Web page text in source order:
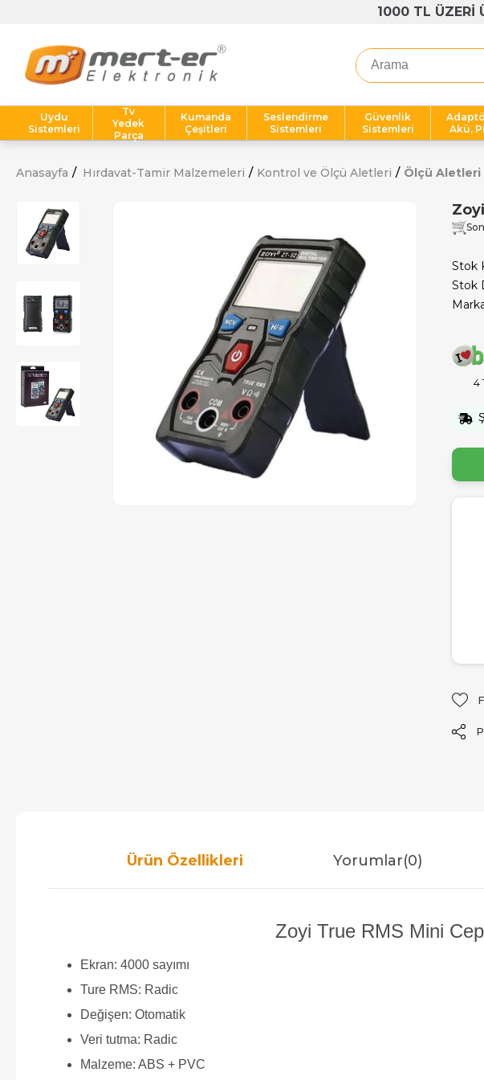
1000 TL ÜZERİ
Uydu
Sistemleri
Tv
Yedek
Parça
Kumanda
Çeşitleri
Seslendirme
Sistemleri
Güvenlik
Sistemleri
Akü, Pil
Anasayfa Hırdavat-Tamir Malzemeleri Kontrol ve Ölçü Aletleri Ölçü Aletleri
Stok
Stok
4
Ürün Özellikleri Yorumlar(0)
Zoyi True RMS Mini
Ekran: 4000 sayımı
Ture RMS: Radic
Değişen: Otomatik
Veri tutma: Radic
Malzeme: ABS + PVC